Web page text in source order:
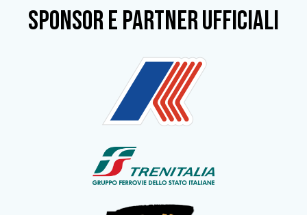
SPONSOR e partner ufficiali